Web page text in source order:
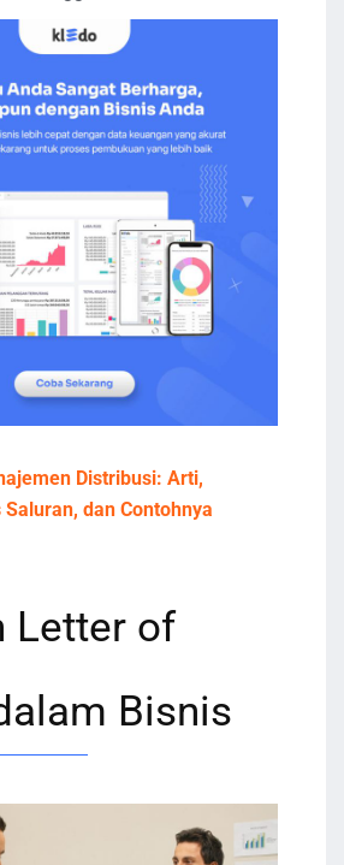
Distribusi: Arti,
dan Contohnya
Letter of
Bisnis